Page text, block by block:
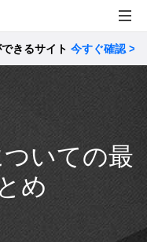
サイト今すぐ確認 >>
いての最
め